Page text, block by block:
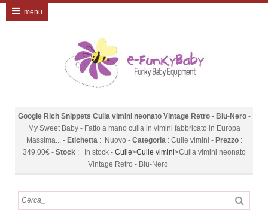
Google Rich Snippets Culla vimini neonato Vintage Retro - Blu-Nero-
My Sweet Baby- Fatto a mano culla in vimini fabbricato in Europa
Massima...- Etichetta: Nuovo - Categoria: Culle vimini - Prezzo:
349.00€ - Stock: In stock - Culle>Culle vimini>Culla vimini neonato
Vintage Retro - Blu-Nero
menu